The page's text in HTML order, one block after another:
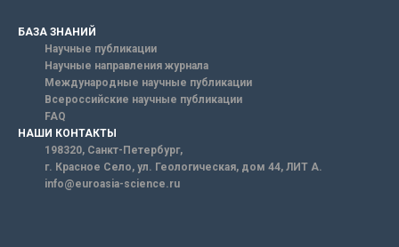
БАЗА ЗНАНИЙ
Научные публикации
Научные направления журнала
Международные научные публикации
Всероссийские научные публикации
FAQ
НАШИ КОНТАКТЫ
198320, Санкт-Петербург,
г. Красное Село, ул. Геологическая, дом 44, ЛИТ А.
info@euroasia-science.ru